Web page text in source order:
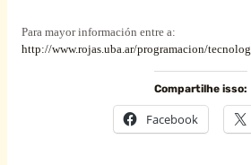
Para mayor información entre a:
http://www.rojas.uba.ar/programacion/
Compartilhe isso:
Facebook